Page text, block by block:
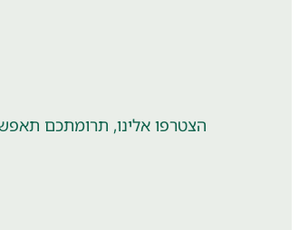
הצטרפו אלינו, תרומתכם